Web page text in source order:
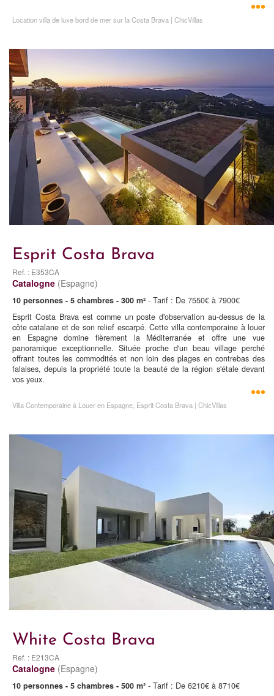
Location villa de luxe bord de mer sur la Costa Brava | ChicVillas
Esprit Costa Brava
Ref. : E353CA
Catalogne (Espagne)
10 personnes - 5 chambres - 300 m² - Tarif : De 7550€ à 7900€
Esprit Costa Brava est comme un poste d'observation au-dessus de la
côte catalane et de son relief escarpé. Cette villa contemporaine à louer
en Espagne domine fièrement la Méditerranée et offre une vue
panoramique exceptionnelle. Située proche d'un beau village perché
offrant toutes les commodités et non loin des plages en contrebas des
falaises, depuis la propriété toute la beauté de la région s'étale devant
vos yeux.
Villa Contemporaine à Louer en Espagne, Esprit Costa Brava | ChicVillas
White Costa Brava
Ref. : E213CA
Catalogne (Espagne)
10 personnes - 5 chambres - 500 m² - Tarif : De 6210€ à 8710€